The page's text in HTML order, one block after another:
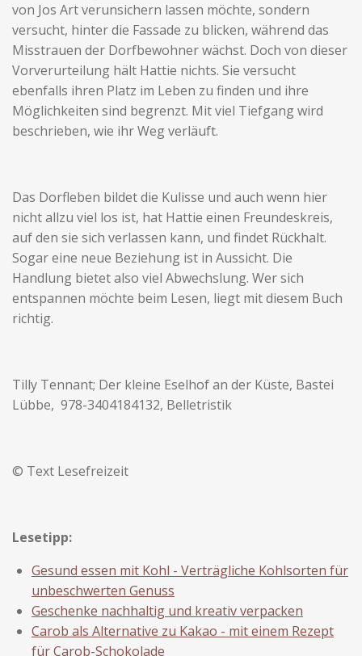
von Jos Art verunsichern lassen möchte, sondern
versucht, hinter die Fassade zu blicken, während das
Misstrauen der Dorfbewohner wächst. Doch von dieser
Vorverurteilung hält Hattie nichts. Sie versucht
ebenfalls ihren Platz im Leben zu finden und ihre
Möglichkeiten sind begrenzt. Mit viel Tiefgang wird
beschrieben, wie ihr Weg verläuft.
Das Dorfleben bildet die Kulisse und auch wenn hier
nicht allzu viel los ist, hat Hattie einen Freundeskreis,
auf den sie sich verlassen kann, und findet Rückhalt.
Sogar eine neue Beziehung ist in Aussicht. Die
Handlung bietet also viel Abwechslung. Wer sich
entspannen möchte beim Lesen, liegt mit diesem Buch
richtig.
Tilly Tennant; Der kleine Eselhof an der Küste, Bastei
Lübbe, ‎ 978-3404184132, Belletristik
© Text Lesefreizeit
Lesetipp:
Gesund essen mit Kohl - Verträgliche Kohlsorten für
unbeschwerten Genuss
Geschenke nachhaltig und kreativ verpacken
Carob als Alternative zu Kakao - mit einem Rezept
für Carob-Schokolade